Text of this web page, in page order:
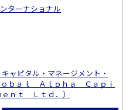
ターナショナル
ャピタル・マネージメント・
ｏｂａｌ Ａｌｐｈａ Ｃａｐｉ
ｎｔ Ｌｔｄ．）